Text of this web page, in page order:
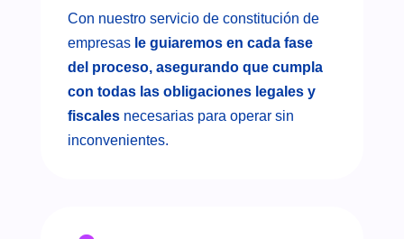
Con nuestro servicio de constitución de
empresas le guiaremos en cada fase
del proceso, asegurando que cumpla
con todas las obligaciones legales y
fiscalesnecesarias para operar sin
inconvenientes.